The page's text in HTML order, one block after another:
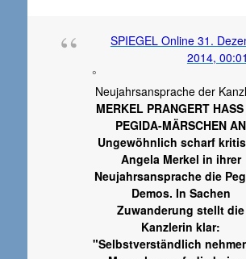
SPIEGEL Online 31.
2014,
°
Neujahrsansprache der
MERKEL PRANGERT
PEGIDA-MÄRSCHEN AN
Ungewöhnlich scharf
Angela Merkel in ihrer
Neujahrsansprache die
Demos. In Sachen
Zuwanderung stellt die
Kanzlerin klar:
"Selbstverständlich